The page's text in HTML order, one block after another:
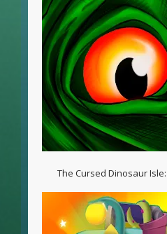
The Cursed Dinosaur